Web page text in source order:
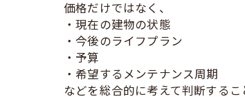
価格だけではなく、
・現在の建物の状態
・今後のライフプラン
・予算
・希望するメンテナンス周期
などを総合的に考えて判断するこ